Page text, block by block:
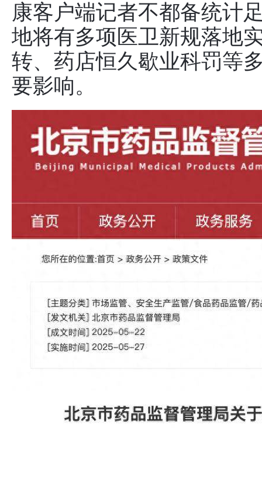
康客户端记者不都备统计
地将有多项医卫新规落地
转、药店恒久歇业科罚等
要影响。